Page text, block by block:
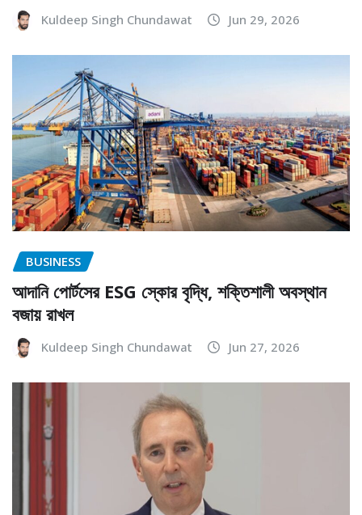
Kuldeep Singh Chundawat Jun 29, 2026
BUSINESS
আদানি পোর্টসের ESG স্কোর বৃদ্ধি, শক্তিশালী অবস্থান
বজায় রাখল
Kuldeep Singh Chundawat Jun 27, 2026